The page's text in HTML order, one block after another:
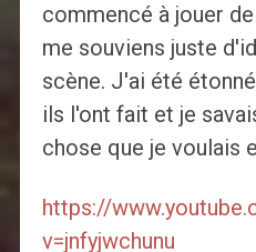
commencé à jouer
me souviens juste
scène. J'ai été
ils l'ont fait et je
chose que je voulais
https://
v=jnfyjwchunu